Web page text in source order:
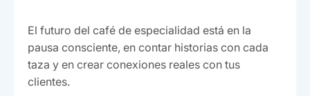
El futuro del café de especialidad está en la
pausa consciente, en contar historias con cada
taza y en crear conexiones reales con tus
clientes.